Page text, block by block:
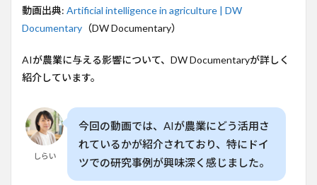
ルー
農家
で解
た課
4
AIに
よる
水の
動画出典: Artificial intelligence in agriculture | DW
Documentary （DW Documentary）
AIが農業に与える影響について、DW Documentaryが詳しく
紹介しています。
しらい
今回の動画では、AIが農業にどう活用さ
れているかが紹介されており、特にドイ
ツでの研究事例が興味深く感じました。